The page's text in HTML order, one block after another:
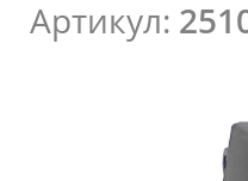
Артикул: